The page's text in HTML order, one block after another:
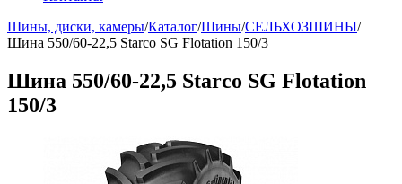
Шины, диски, камеры/Каталог/Шины/СЕЛЬХОЗШИНЫ/
Шина 550/60-22,5 Starco SG Flotation 150/3
Шина 550/60-22,5 Starco SG Flotation
150/3